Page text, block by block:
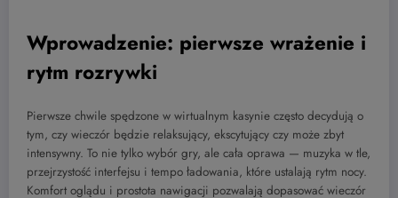
Wprowadzenie: pierwsze wrażenie i
rytm rozrywki
Pierwsze chwile spędzone w wirtualnym kasynie często decydują o
tym, czy wieczór będzie relaksujący, ekscytujący czy może zbyt
intensywny. To nie tylko wybór gry, ale cała oprawa — muzyka w tle,
przejrzystość interfejsu i tempo ładowania, które ustalają rytm nocy.
Komfort oglądu i prostota nawigacji pozwalają dopasować wieczór